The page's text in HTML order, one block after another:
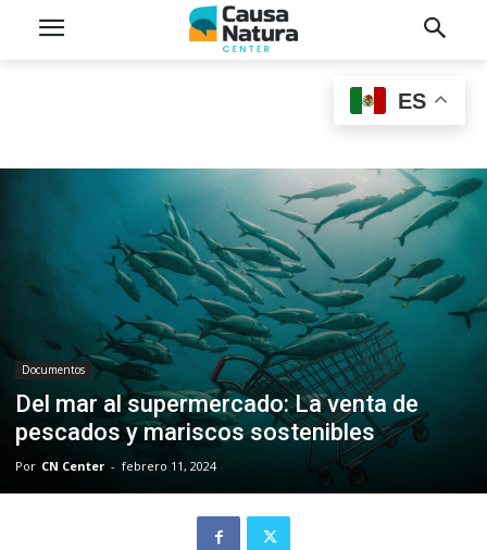
Documentos
Del mar al supermercado: La venta de
pescados y mariscos sostenibles
Por CN Center - febrero 11, 2024
ES